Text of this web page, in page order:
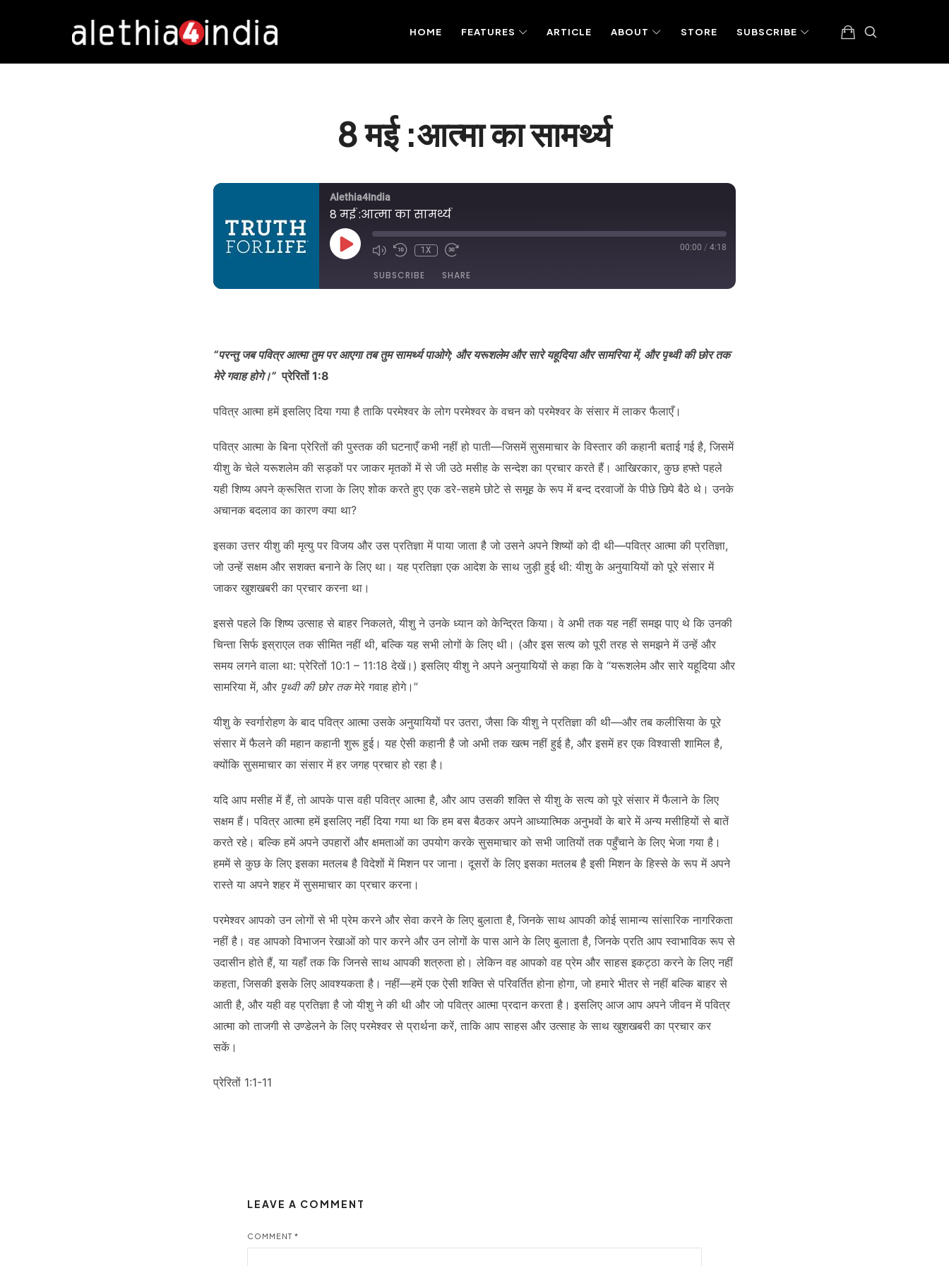
Alethia4India HOME FEATURES ARTICLE ABOUT STORE SUBSCRIBE
8 मई :आत्मा का सामर्थ्य
Alethia4India
8 मई :आत्मा का सामर्थ्य
PLAY
EPISODE
1X 00:00 / 4:18
SUBSCRIBE SHARE
LINK
“परन्तु जब पवित्र आत्मा तुम पर आएगा तब तुम सामर्थ्य पाओगे; और यरूशलेम और सारे यहूदिया और सामरिया में, और पृथ्वी की छोर तक
मेरे गवाह होगे।” प्रेरितों 1:8
पवित्र आत्मा हमें इसलिए दिया गया है ताकि परमेश्वर के लोग परमेश्वर के वचन को परमेश्वर के संसार में लाकर फैलाएँ।
पवित्र आत्मा के बिना प्रेरितों की पुस्तक की घटनाएँ कभी नहीं हो पाती—जिसमें सुसमाचार के विस्तार की कहानी बताई गई है, जिसमें
यीशु के चेले यरूशलेम की सड़कों पर जाकर मृतकों में से जी उठे मसीह के सन्देश का प्रचार करते हैं। आखिरकार, कुछ हफ्ते पहले
यही शिष्य अपने क्रूसित राजा के लिए शोक करते हुए एक डरे-सहमे छोटे से समूह के रूप में बन्द दरवाजों के पीछे छिपे बैठे थे। उनके
अचानक बदलाव का कारण क्या था?
इसका उत्तर यीशु की मृत्यु पर विजय और उस प्रतिज्ञा में पाया जाता है जो उसने अपने शिष्यों को दी थी—पवित्र आत्मा की प्रतिज्ञा,
जो उन्हें सक्षम और सशक्त बनाने के लिए था। यह प्रतिज्ञा एक आदेश के साथ जुड़ी हुई थी: यीशु के अनुयायियों को पूरे संसार में
जाकर खुशखबरी का प्रचार करना था।
इससे पहले कि शिष्य उत्साह से बाहर निकलते, यीशु ने उनके ध्यान को केन्द्रित किया। वे अभी तक यह नहीं समझ पाए थे कि उनकी
चिन्ता सिर्फ इस्राएल तक सीमित नहीं थी, बल्कि यह सभी लोगों के लिए थी। (और इस सत्य को पूरी तरह से समझने में उन्हें और
समय लगने वाला था: प्रेरितों 10:1 – 11:18 देखें।) इसलिए यीशु ने अपने अनुयायियों से कहा कि वे “यरूशलेम और सारे यहूदिया और
सामरिया में, और पृथ्वी की छोर तकमेरे गवाह होगे।”
यीशु के स्वर्गारोहण के बाद पवित्र आत्मा उसके अनुयायियों पर उतरा, जैसा कि यीशु ने प्रतिज्ञा की थी—और तब कलीसिया के पूरे
संसार में फैलने की महान कहानी शुरू हुई। यह ऐसी कहानी है जो अभी तक खत्म नहीं हुई है, और इसमें हर एक विश्वासी शामिल है,
क्योंकि सुसमाचार का संसार में हर जगह प्रचार हो रहा है।
यदि आप मसीह में हैं, तो आपके पास वही पवित्र आत्मा है, और आप उसकी शक्ति से यीशु के सत्य को पूरे संसार में फैलाने के लिए
सक्षम हैं। पवित्र आत्मा हमें इसलिए नहीं दिया गया था कि हम बस बैठकर अपने आध्यात्मिक अनुभवों के बारे में अन्य मसीहियों से बातें
करते रहे। बल्कि हमें अपने उपहारों और क्षमताओं का उपयोग करके सुसमाचार को सभी जातियों तक पहुँचाने के लिए भेजा गया है।
हममें से कुछ के लिए इसका मतलब है विदेशों में मिशन पर जाना। दूसरों के लिए इसका मतलब है इसी मिशन के हिस्से के रूप में अपने
रास्ते या अपने शहर में सुसमाचार का प्रचार करना।
परमेश्वर आपको उन लोगों से भी प्रेम करने और सेवा करने के लिए बुलाता है, जिनके साथ आपकी कोई सामान्य सांसारिक नागरिकता
नहीं है। वह आपको विभाजन रेखाओं को पार करने और उन लोगों के पास आने के लिए बुलाता है, जिनके प्रति आप स्वाभाविक रूप से
उदासीन होते हैं, या यहाँ तक कि जिनसे साथ आपकी शत्रुता हो। लेकिन वह आपको वह प्रेम और साहस इकट्ठा करने के लिए नहीं
कहता, जिसकी इसके लिए आवश्यकता है। नहीं—हमें एक ऐसी शक्ति से परिवर्तित होना होगा, जो हमारे भीतर से नहीं बल्कि बाहर से
आती है, और यही वह प्रतिज्ञा है जो यीशु ने की थी और जो पवित्र आत्मा प्रदान करता है। इसलिए आज आप अपने जीवन में पवित्र
आत्मा को ताजगी से उण्डेलने के लिए परमेश्वर से प्रार्थना करें, ताकि आप साहस और उत्साह के साथ खुशखबरी का प्रचार कर
सकें।
प्रेरितों 1:1-11
LEAVE A COMMENT
COMMENT *